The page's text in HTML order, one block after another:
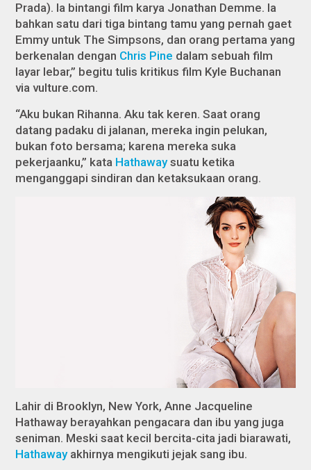
Prada). Ia bintangi film karya Jonathan Demme. Ia
bahkan satu dari tiga bintang tamu yang pernah gaet
Emmy untuk The Simpsons, dan orang pertama yang
berkenalan dengan Chris Pine dalam sebuah film
layar lebar,” begitu tulis kritikus film Kyle Buchanan
via vulture.com.
“Aku bukan Rihanna. Aku tak keren. Saat orang
datang padaku di jalanan, mereka ingin pelukan,
bukan foto bersama; karena mereka suka
pekerjaanku,” kata Hathawaysuatu ketika
menganggapi sindiran dan ketaksukaan orang.
Lahir di Brooklyn, New York, Anne Jacqueline
Hathaway berayahkan pengacara dan ibu yang juga
seniman. Meski saat kecil bercita-cita jadi biarawati,
Hathawayakhirnya mengikuti jejak sang ibu.